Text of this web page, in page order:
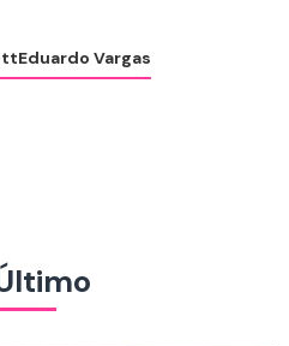
Eduardo Vargas